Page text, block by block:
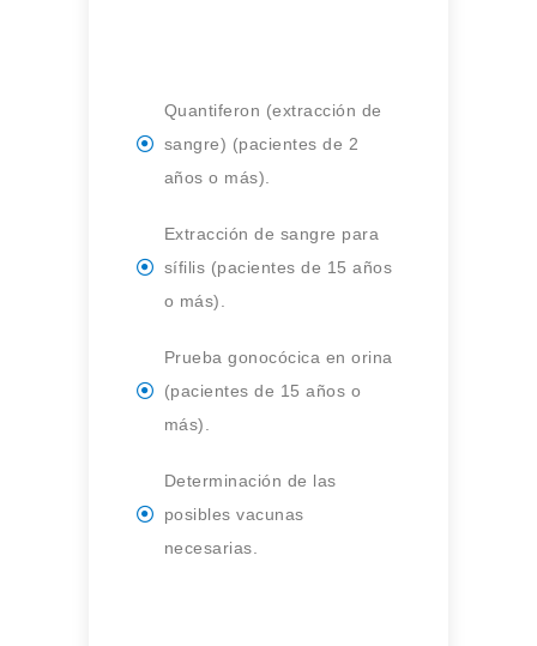
Quantiferon (extracción de
sangre) (pacientes de 2
años o más).
Extracción de sangre para
sífilis (pacientes de 15 años
o más).
Prueba gonocócica en orina
(pacientes de 15 años o
más).
Determinación de las
posibles vacunas
necesarias.